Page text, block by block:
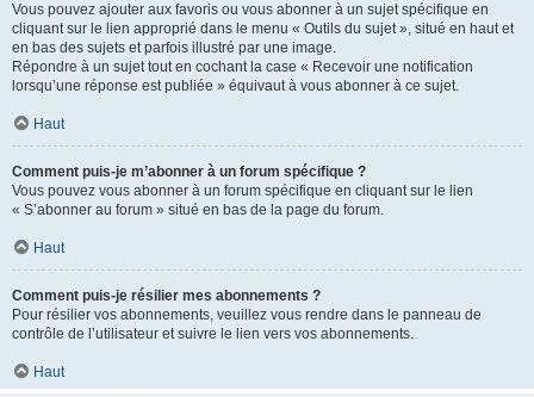
Vous pouvez ajouter aux favoris ou vous abonner à un sujet spécifique en
cliquant sur le lien approprié dans le menu « Outils du sujet », situé en haut et
en bas des sujets et parfois illustré par une image.
Répondre à un sujet tout en cochant la case « Recevoir une notification
lorsqu’une réponse est publiée » équivaut à vous abonner à ce sujet.
Haut
Comment puis-je m’abonner à un forum spécifique ?
Vous pouvez vous abonner à un forum spécifique en cliquant sur le lien
« S’abonner au forum » situé en bas de la page du forum.
Haut
Comment puis-je résilier mes abonnements ?
Pour résilier vos abonnements, veuillez vous rendre dans le panneau de
contrôle de l’utilisateur et suivre le lien vers vos abonnements.
Haut